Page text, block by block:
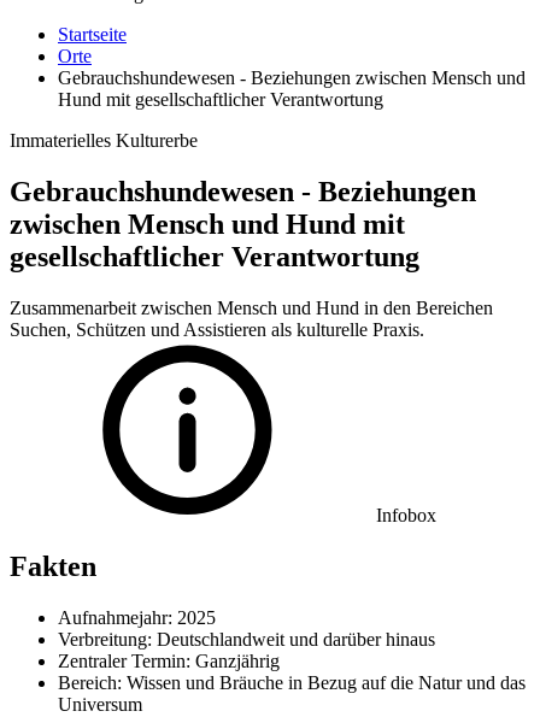
Startseite
Orte
Gebrauchshundewesen - Beziehungen zwischen Mensch und
Hund mit gesellschaftlicher Verantwortung
Immaterielles Kulturerbe
Gebrauchshundewesen - Beziehungen
zwischen Mensch und Hund mit
gesellschaftlicher Verantwortung
Zusammenarbeit zwischen Mensch und Hund in den Bereichen
Suchen, Schützen und Assistieren als kulturelle Praxis.
Infobox
Fakten
Aufnahmejahr: 2025
Verbreitung: Deutschlandweit und darüber hinaus
Zentraler Termin: Ganzjährig
Bereich: Wissen und Bräuche in Bezug auf die Natur und das
Universum